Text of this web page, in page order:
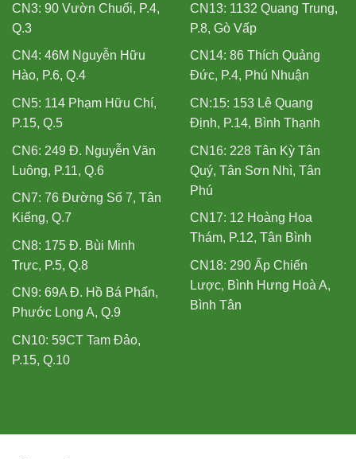
CN3: 90 Vườn Chuối, P.4,
Q.3
CN4: 46M Nguyễn Hữu
Hào, P.6, Q.4
CN5: 114 Phạm Hữu Chí,
P.15, Q.5
CN6: 249 Đ. Nguyễn Văn
Luông, P.11, Q.6
CN7: 76 Đường Số 7, Tân
Kiểng, Q.7
CN8: 175 Đ. Bùi Minh
Trực, P.5, Q.8
CN9: 69A Đ. Hồ Bá Phấn,
Phước Long A, Q.9
CN10: 59CT Tam Đảo,
P.15, Q.10
CN13: 1132 Quang Trung,
P.8, Gò Vấp
CN14: 86 Thích Quảng
Đức, P.4, Phú Nhuận
CN:15: 153 Lê Quang
Định, P.14, Bình Thạnh
CN16: 228 Tân Kỳ Tân
Quý, Tân Sơn Nhì, Tân
Phú
CN17: 12 Hoàng Hoa
Thám, P.12, Tân Bình
CN18: 290 Ấp Chiến
Lược, Bình Hưng Hoà A,
Bình Tân